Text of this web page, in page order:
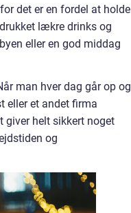
det er en fordel at holde
lækre drinks og
eller en god middag
man hver dag går op og
eller et andet firma
giver helt sikkert noget
og